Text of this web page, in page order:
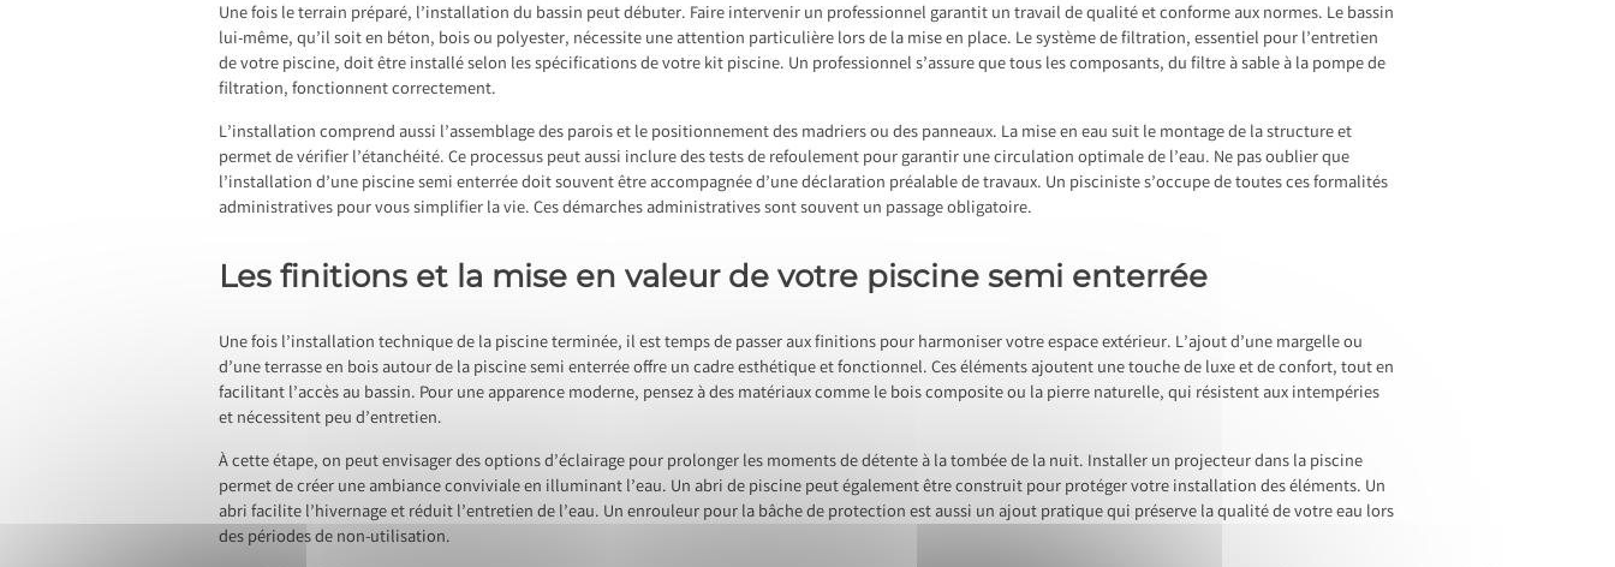
Une fois le terrain préparé, l’installation du bassin peut débuter. Faire intervenir un professionnel garantit un travail de qualité et conforme aux normes. Le bassin
lui-même, qu’il soit en béton, bois ou polyester, nécessite une attention particulière lors de la mise en place. Le système de filtration, essentiel pour l’entretien
de votre piscine, doit être installé selon les spécifications de votre kit piscine. Un professionnel s’assure que tous les composants, du filtre à sable à la pompe de
filtration, fonctionnent correctement.
L’installation comprend aussi l’assemblage des parois et le positionnement des madriers ou des panneaux. La mise en eau suit le montage de la structure et
permet de vérifier l’étanchéité. Ce processus peut aussi inclure des tests de refoulement pour garantir une circulation optimale de l’eau. Ne pas oublier que
l’installation d’une piscine semi enterrée doit souvent être accompagnée d’une déclaration préalable de travaux. Un pisciniste s’occupe de toutes ces formalités
administratives pour vous simplifier la vie. Ces démarches administratives sont souvent un passage obligatoire.
Les finitions et la mise en valeur de votre piscine semi enterrée
Une fois l’installation technique de la piscine terminée, il est temps de passer aux finitions pour harmoniser votre espace extérieur. L’ajout d’une margelle ou
d’une terrasse en bois autour de la piscine semi enterrée offre un cadre esthétique et fonctionnel. Ces éléments ajoutent une touche de luxe et de confort, tout en
facilitant l’accès au bassin. Pour une apparence moderne, pensez à des matériaux comme le bois composite ou la pierre naturelle, qui résistent aux intempéries
et nécessitent peu d’entretien.
À cette étape, on peut envisager des options d’éclairage pour prolonger les moments de détente à la tombée de la nuit. Installer un projecteur dans la piscine
permet de créer une ambiance conviviale en illuminant l’eau. Un abri de piscine peut également être construit pour protéger votre installation des éléments. Un
abri facilite l’hivernage et réduit l’entretien de l’eau. Un enrouleur pour la bâche de protection est aussi un ajout pratique qui préserve la qualité de votre eau lors
des périodes de non-utilisation.